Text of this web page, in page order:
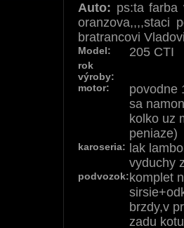
Auto: ps:ta farba
oranzova,,,,staci
bratrancovi
Model: 205 CTI
rok
výroby:
motor:
povodne
sa
kolko uz
peniaze)
karoseria:
lak
vyduchy
podvozok:komplet
brzdy,v
zadu